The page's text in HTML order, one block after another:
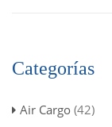
Categorías
Air Cargo (42)